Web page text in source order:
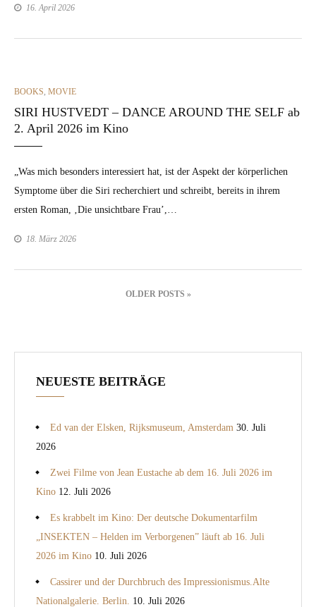
16. April 2026
CATEGORIES
BOOKS, MOVIE
SIRI HUSTVEDT – DANCE AROUND THE SELF ab
2. April 2026 im Kino
„Was mich beson­ders inter­essiert hat, ist der Aspekt der kör­per­lichen
Symp­tome über die Siri recher­chiert und schreibt, bere­its in ihrem
ersten Roman, ‚Die unsicht­bare Frau’,…
18. März 2026
Beitragsnavigation
OLDER POSTS »
NEUESTE BEITRÄGE
Ed van der Elsken, Rijksmuseum, Amsterdam 30. Juli
2026
Zwei Filme von Jean Eustache ab dem 16. Juli 2026 im
Kino 12. Juli 2026
Es krabbelt im Kino: Der deutsche Dokumentarfilm
„INSEKTEN – Helden im Verborgenen” läuft ab 16. Juli
2026 im Kino 10. Juli 2026
Cassirer und der Durchbruch des Impressionismus.Alte
Nationalgalerie. Berlin. 10. Juli 2026